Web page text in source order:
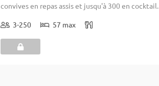
convives en repas assis et jusqu'à 300 en cocktail.
3-250 57 max